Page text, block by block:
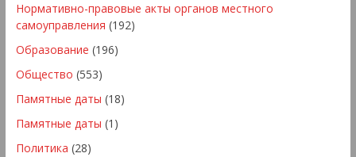
Нормативно-правовые акты органов местного
самоуправления (192)
Образование (196)
Общество (553)
Памятные даты (18)
Памятные даты (1)
Политика (28)